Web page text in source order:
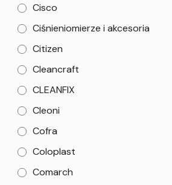
Cisco
Ciśnieniomierze i akcesoria
Citizen
Cleancraft
CLEANFIX
Cleoni
Cofra
Coloplast
Comarch